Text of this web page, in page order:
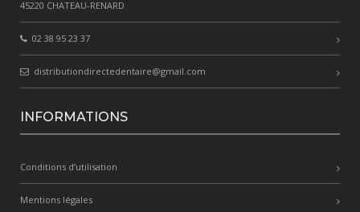
45220 CHATEAU-RENARD
02 38 95 23 37
distributiondirectedentaire@gmail.com
INFORMATIONS
Conditions d’utilisation
Mentions légales